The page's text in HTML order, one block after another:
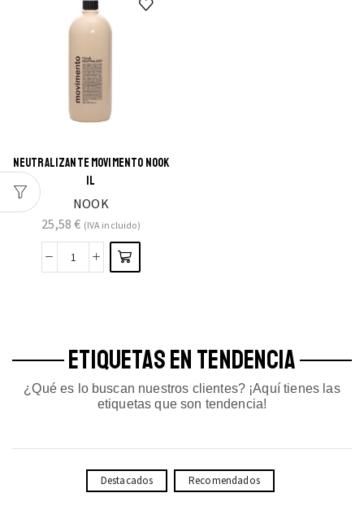
NEUTRALIZANTE MOVIMENTO NOOK
1L
NOOK
25,58€ (IVA incluido)
ETIQUETAS EN TENDENCIA
¿Qué es lo buscan nuestros clientes? ¡Aquí tienes las
etiquetas que son tendencia!
Destacados Recomendados